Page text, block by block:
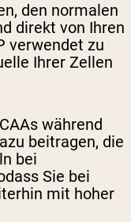
den normalen
direkt von Ihren
verwendet zu
Ihrer Zellen
während
beitragen, die
bei
Sie bei
mit hoher